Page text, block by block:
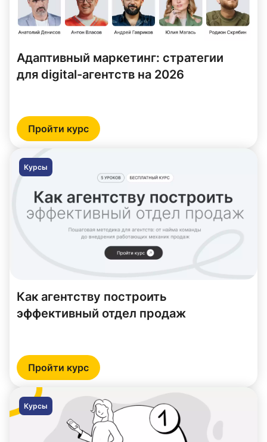
Адаптивный маркетинг: стратегии
для digital-агентств на 2026
Пройти курс
Курсы
Как агентству построить
эффективный отдел продаж
Пройти курс
Курсы